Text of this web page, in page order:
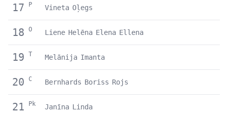
17 P Vineta Oļegs
18 O Liene Helēna Elena Ellena
19 T Melānija Imanta
20 C Bernhards Boriss Rojs
21 Pk Janīna Linda